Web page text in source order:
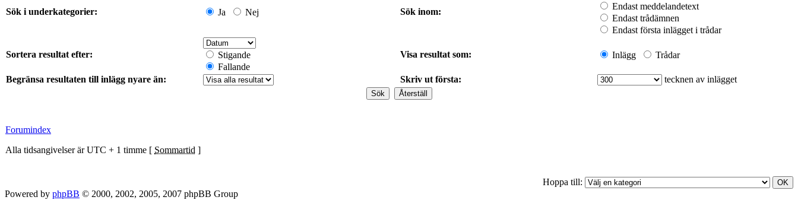
Sök i underkategorier: Ja Nej Sök inom:
Endast meddelandetext
Endast trådämnen
Endast första inlägget i trådar
Sortera resultat efter:
Stigande
Fallande
Visa resultat som: Inlägg Trådar
Begränsa resultaten till inlägg nyare än: Skriv ut första: tecknen av inlägget
Forumindex
Alla tidsangivelser är UTC + 1 timme [ Sommartid ]
Hoppa till:
Powered by phpBB © 2000, 2002, 2005, 2007 phpBB Group